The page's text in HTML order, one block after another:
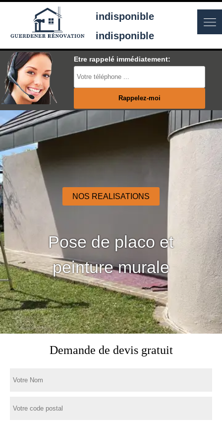
indisponible
indisponible
Etre rappelé immédiatement:
NOS REALISATIONS
Pose de placo et
peinture murale
Demande de devis gratuit